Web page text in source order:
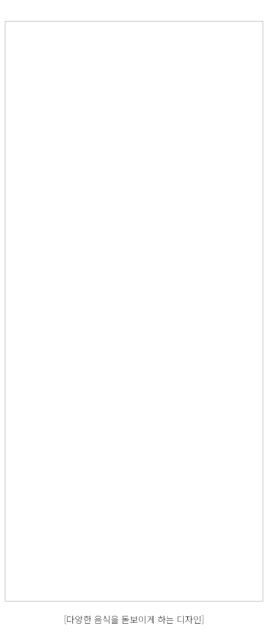
[다양한 음식을 돋보이게 하는 디자인]